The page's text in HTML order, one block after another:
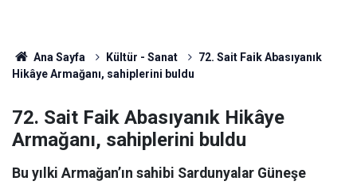
Ana Sayfa Kültür - Sanat
72. Sait Faik Abasıyanık
Hikâye Armağanı, sahiplerini buldu
72. Sait Faik Abasıyanık Hikâye
Armağanı, sahiplerini buldu
Bu yılki Armağan’ın sahibi Sardunyalar Güneşe